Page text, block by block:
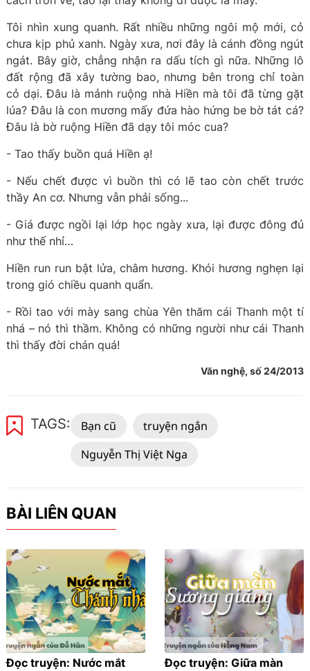
Tôi nhìn xung quanh. Rất nhiều những ngôi mộ mới, cỏ
chưa kịp phủ xanh. Ngày xưa, nơi đây là cánh đồng ngút
ngát. Bây giờ, chẳng nhận ra dấu tích gì nữa. Những lô
đất rộng đã xây tường bao, nhưng bên trong chỉ toàn
cỏ dại. Đâu là mảnh ruộng nhà Hiền mà tôi đã từng gặt
lúa? Đâu là con mương mấy đứa hào hứng be bờ tát cá?
Đâu là bờ ruộng Hiền đã dạy tôi móc cua?
- Tao thấy buồn quá Hiền ạ!
- Nếu chết được vì buồn thì có lẽ tao còn chết trước
thầy An cơ. Nhưng vẫn phải sống...
- Giá được ngồi lại lớp học ngày xưa, lại được đông đủ
như thế nhỉ…
Hiền run run bật lửa, châm hương. Khói hương nghẹn lại
trong gió chiều quanh quẩn.
- Rồi tao với mày sang chùa Yên thăm cái Thanh một tí
nhá – nó thì thầm. Không có những người như cái Thanh
thì thấy đời chán quá!
Văn nghệ, số 24/2013
TAGS: Bạn cũ
truyện ngắn
Nguyễn Thị Việt Nga
BÀI LIÊN QUAN
Đọc truyện: Nước mắt
Đọc truyện: Giữa màn